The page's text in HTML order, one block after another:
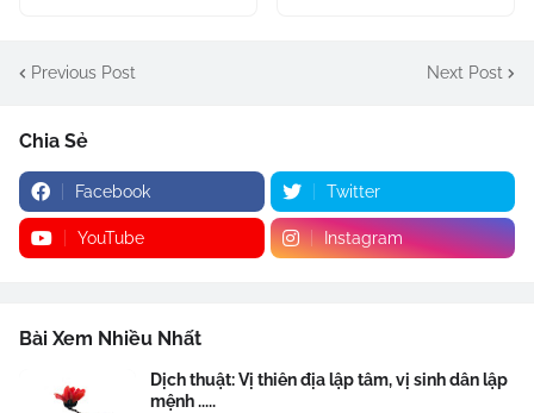
Previous Post Next Post
Chia Sẻ
Facebook Twitter
YouTube Instagram
Bài Xem Nhiều Nhất
Dịch thuật: Vị thiên địa lập tâm, vị sinh dân lập
mệnh .....